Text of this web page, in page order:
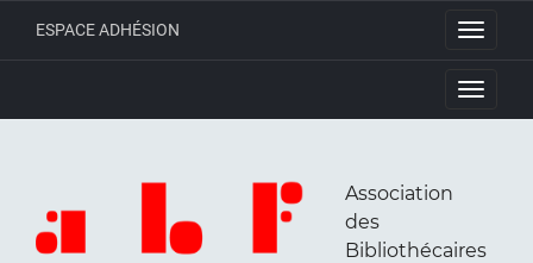
Toggle
ESPACE ADHÉSION
Toggle
Association
des
Bibliothécaires